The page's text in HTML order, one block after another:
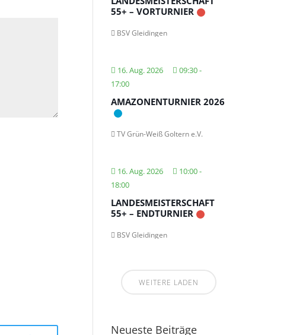
55+ – VORTURNIER
BSV Gleidingen
16. Aug. 2026 09:30-
17:00
AMAZONENTURNIER 2026
TV Grün-Weiß Goltern e.V.
16. Aug. 2026 10:00-
18:00
LANDESMEISTERSCHAFT
55+ – ENDTURNIER
BSV Gleidingen
WEITERE LADEN
Neueste Beiträge